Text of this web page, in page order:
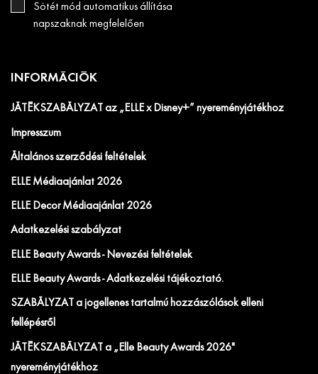
Sötét mód automatikus állítása
napszaknak megfelelően
INFORMÁCIÓK
JÁTÉKSZABÁLYZAT az „ELLE x Disney+” nyereményjátékhoz
Impresszum
Általános szerződési feltételek
ELLE Médiaajánlat 2026
ELLE Decor Médiaajánlat 2026
Adatkezelési szabályzat
ELLE Beauty Awards - Nevezési feltételek
ELLE Beauty Awards - Adatkezelési tájékoztató.
SZABÁLYZAT a jogellenes tartalmú hozzászólások elleni
fellépésről
JÁTÉKSZABÁLYZAT a „Elle Beauty Awards 2026"
nyereményjátékhoz